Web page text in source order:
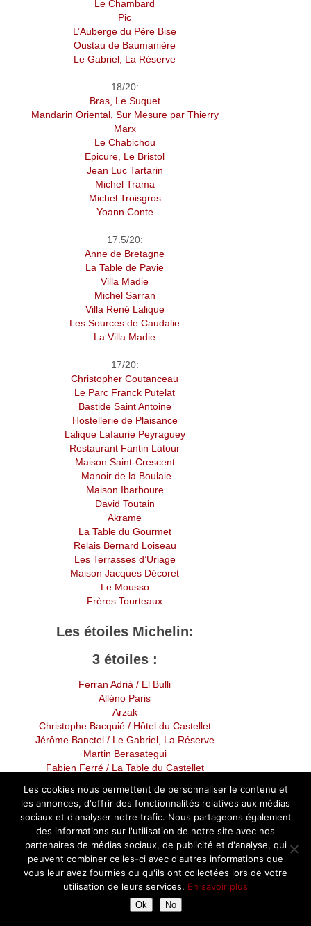
Le Chambard
Pic
L’Auberge du Père Bise
Oustau de Baumanière
Le Gabriel, La Réserve
18/20:
Bras, Le Suquet
Mandarin Oriental, Sur Mesure par Thierry
Marx
Le Chabichou
Epicure, Le Bristol
Jean Luc Tartarin
Michel Trama
Michel Troisgros
Yoann Conte
17.5/20:
Anne de Bretagne
La Table de Pavie
Villa Madie
Michel Sarran
Villa René Lalique
Les Sources de Caudalie
La Villa Madie
17/20:
Christopher Coutanceau
Le Parc Franck Putelat
Bastide Saint Antoine
Hostellerie de Plaisance
Lalique Lafaurie Peyraguey
Restaurant Fantin Latour
Maison Saint-Crescent
Manoir de la Boulaie
Maison Ibarboure
David Toutain
Akrame
La Table du Gourmet
Relais Bernard Loiseau
Les Terrasses d’Uriage
Maison Jacques Décoret
Le Mousso
Frères Tourteaux
Les étoiles Michelin:
3 étoiles :
Ferran Adrià / El Bulli
Alléno Paris
Arzak
Christophe Bacquié/ Hôtel du Castellet
Jérôme Banctel / Le Gabriel, La Réserve
Martin Berasategui
Fabien Ferré / La Table du Castellet
Glenn Viel / Oustau de Baumanière
Alexandre Couillon/ La Marine
Christopher Coutanceau
Franck Derouet/ Clos des Sens
Arnaud Donckele/La Vague d’Or
Dimitri Droisneau/ La Villa Madie
Eric Frechon/ Epicure
Pierre Gagnaire
L’Auberge du Vieux Puits
Les cookies nous permettent de personnaliser le contenu et
les annonces, d'offrir des fonctionnalités relatives aux médias
sociaux et d'analyser notre trafic. Nous partageons également
des informations sur l'utilisation de notre site avec nos
partenaires de médias sociaux, de publicité et d'analyse, qui
peuvent combiner celles-ci avec d'autres informations que
vous leur avez fournies ou qu'ils ont collectées lors de votre
utilisation de leurs services. En savoir plus
Ok No